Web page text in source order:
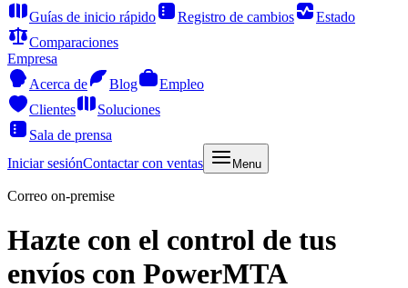
Guías de inicio rápido
Registro de cambios
Estado
Comparaciones
Empresa
Acerca de
Blog
Empleo
Clientes
Soluciones
Sala de prensa
Iniciar sesiónContactar con ventas Menu
Correo on-premise
Hazte con el control de tus
envíos con PowerMTA